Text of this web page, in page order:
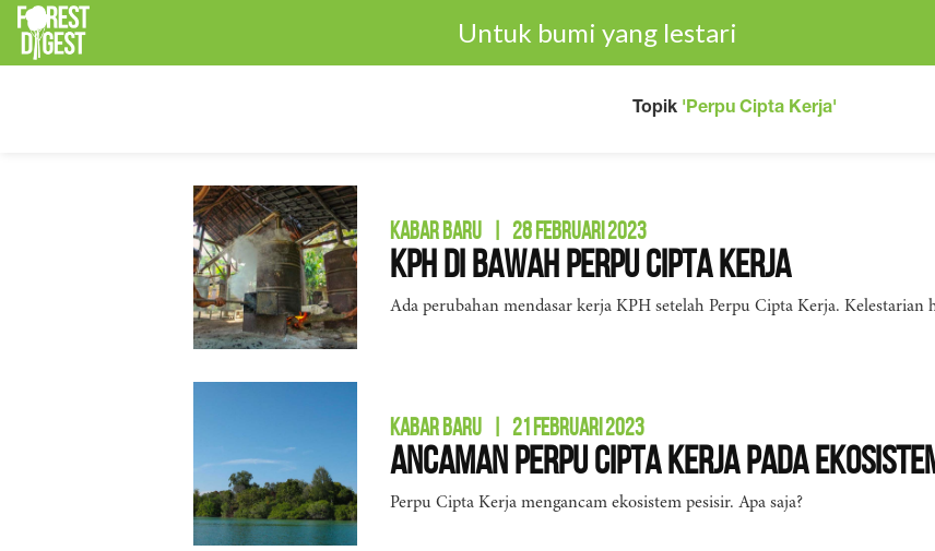
Untuk bumi yang lestari
Topik 'Perpu Cipta Kerja'
KABAR BARU 28 FEBRUARI 2023
KPH di Bawah Perpu Cipta Kerja
Ada perubahan mendasar kerja KPH setelah Perpu Cipta Kerja.
KABAR BARU 21 FEBRUARI 2023
Ancaman Perpu Cipta Kerja pada
Perpu Cipta Kerja mengancam ekosistem pesisir. Apa saja?